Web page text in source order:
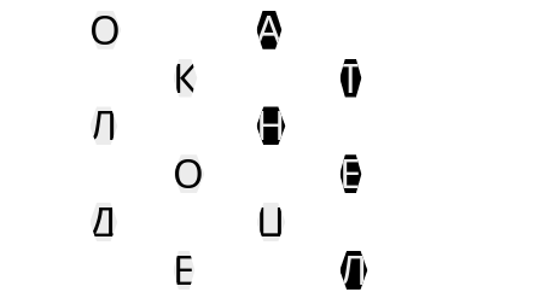
О
К
А
Т
Л
О
Н
Е
Д
Е
Ц
Л